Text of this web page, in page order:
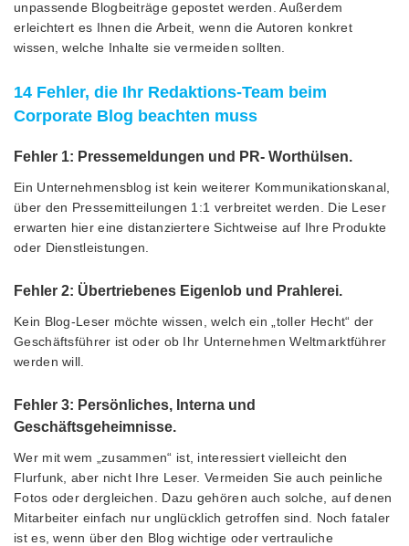
unpassende Blogbeiträge gepostet werden. Außerdem
erleichtert es Ihnen die Arbeit, wenn die Autoren konkret
wissen, welche Inhalte sie vermeiden sollten.
14 Fehler, die Ihr Redaktions-Team beim
Corporate Blog beachten muss
Fehler 1: Pressemeldungen und PR- Worthülsen.
Ein Unternehmensblog ist kein weiterer Kommunikationskanal,
über den Pressemitteilungen 1:1 verbreitet werden. Die Leser
erwarten hier eine distanziertere Sichtweise auf Ihre Produkte
oder Dienstleistungen.
Fehler 2: Übertriebenes Eigenlob und Prahlerei.
Kein Blog-Leser möchte wissen, welch ein „toller Hecht“ der
Geschäftsführer ist oder ob Ihr Unternehmen Weltmarktführer
werden will.
Fehler 3: Persönliches, Interna und
Geschäftsgeheimnisse.
Wer mit wem „zusammen“ ist, interessiert vielleicht den
Flurfunk, aber nicht Ihre Leser. Vermeiden Sie auch peinliche
Fotos oder dergleichen. Dazu gehören auch solche, auf denen
Mitarbeiter einfach nur unglücklich getroffen sind. Noch fataler
ist es, wenn über den Blog wichtige oder vertrauliche